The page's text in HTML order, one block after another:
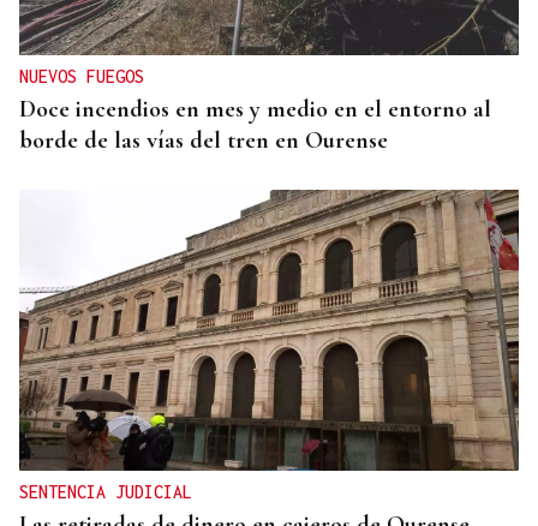
NUEVOS FUEGOS
Doce incendios en mes y medio en el entorno al
borde de las vías del tren en Ourense
SENTENCIA JUDICIAL